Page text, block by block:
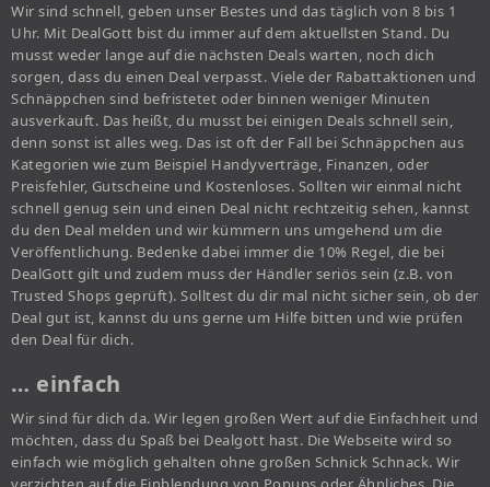
Wir sind schnell, geben unser Bestes und das täglich von 8 bis 1
Uhr. Mit DealGott bist du immer auf dem aktuellsten Stand. Du
musst weder lange auf die nächsten Deals warten, noch dich
sorgen, dass du einen Deal verpasst. Viele der Rabattaktionen und
Schnäppchen sind befristetet oder binnen weniger Minuten
ausverkauft. Das heißt, du musst bei einigen Deals schnell sein,
denn sonst ist alles weg. Das ist oft der Fall bei Schnäppchen aus
Kategorien wie zum Beispiel Handyverträge, Finanzen, oder
Preisfehler, Gutscheine und Kostenloses. Sollten wir einmal nicht
schnell genug sein und einen Deal nicht rechtzeitig sehen, kannst
du den Deal melden und wir kümmern uns umgehend um die
Veröffentlichung. Bedenke dabei immer die 10% Regel, die bei
DealGott gilt und zudem muss der Händler seriös sein (z.B. von
Trusted Shops geprüft). Solltest du dir mal nicht sicher sein, ob der
Deal gut ist, kannst du uns gerne um Hilfe bitten und wie prüfen
den Deal für dich.
… einfach
Wir sind für dich da. Wir legen großen Wert auf die Einfachheit und
möchten, dass du Spaß bei Dealgott hast. Die Webseite wird so
einfach wie möglich gehalten ohne großen Schnick Schnack. Wir